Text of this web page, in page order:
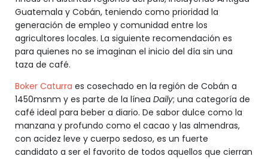
Guatemala y Cobán, teniendo como prioridad la
generación de empleo y comunidad entre los
agricultores locales. La siguiente recomendación es
para quienes no se imaginan el inicio del día sin una
taza de café.
Boker Caturra es cosechado en la región de Cobán a
1450msnm y es parte de la línea Daily; una categoría de
café ideal para beber a diario. De sabor dulce como la
manzana y profundo como el cacao y las almendras,
con acidez leve y cuerpo sedoso, es un fuerte
candidato a ser el favorito de todos aquellos que cierran